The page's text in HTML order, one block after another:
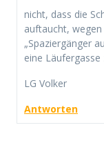
nicht, dass die
auftaucht,
„Spaziergänger
eine Läufergasse
LG Volker
Antworten